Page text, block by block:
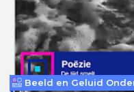
Beeld en Geluid